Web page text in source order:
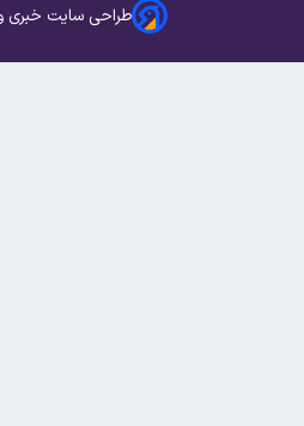
طراحی سایت خبری و